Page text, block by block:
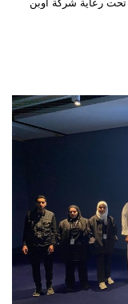
تحت رعاية شركة أوبن